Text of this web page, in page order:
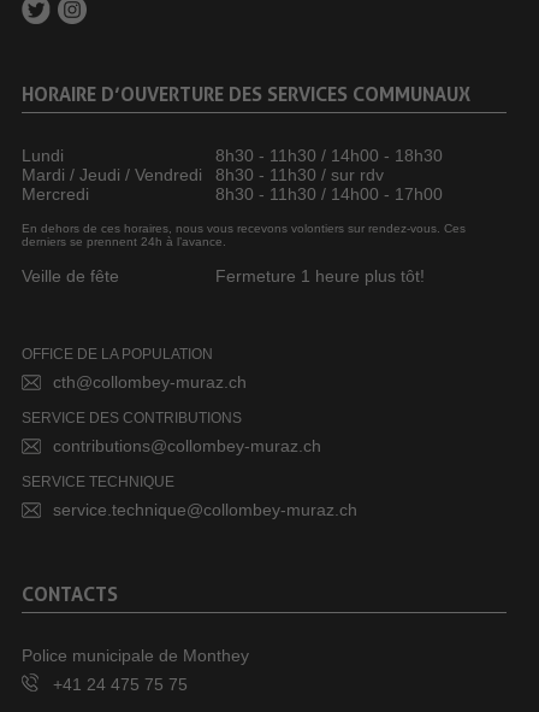
HORAIRE D’OUVERTURE DES SERVICES COMMUNAUX
Lundi
8h30 - 11h30 / 14h00 - 18h30
Mardi / Jeudi / Vendredi
8h30 - 11h30 / sur rdv
Mercredi
8h30 - 11h30 / 14h00 - 17h00
En dehors de ces horaires, nous vous recevons volontiers sur rendez-vous. Ces
derniers se prennent 24h à l’avance.
Veille de fête Fermeture 1 heure plus tôt!
OFFICE DE LA POPULATION
cth@collombey-muraz.ch
SERVICE DES CONTRIBUTIONS
contributions@collombey-muraz.ch
SERVICE TECHNIQUE
service.technique@collombey-muraz.ch
CONTACTS
Police municipale de Monthey
+41 24 475 75 75